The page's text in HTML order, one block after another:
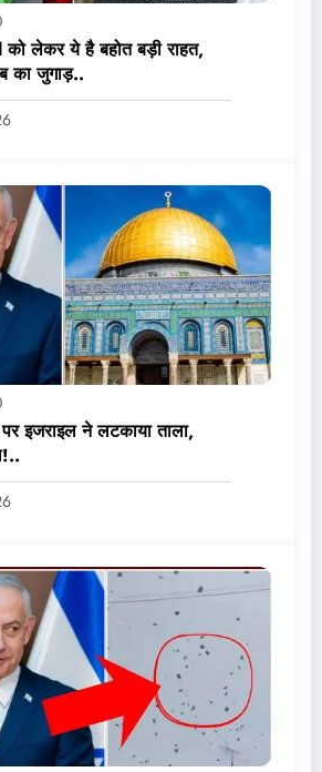
लेकर ये है बहोत बड़ी राहत,
का जुगाड़..
इजराइल ने लटकाया ताला,